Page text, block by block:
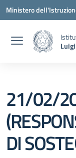
Vai ai contenuti
Vai al menu di
Vai al footer
Ministero
21/02/
DI